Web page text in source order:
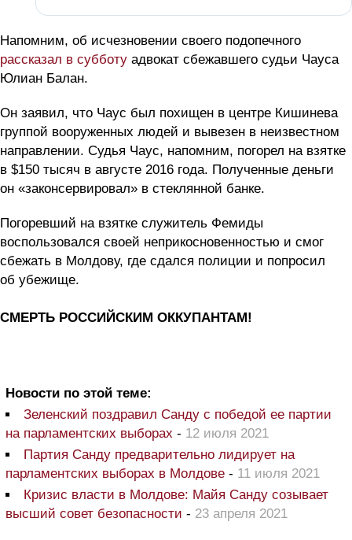
Напомним, об исчезновении своего подопечного
рассказал в субботу адвокат сбежавшего судьи Чауса
Юлиан Балан.
Он заявил, что Чаус был похищен в центре Кишинева
группой вооруженных людей и вывезен в неизвестном
направлении. Судья Чаус, напомним, погорел на взятке
в $150 тысяч в августе 2016 года. Полученные деньги
он «законсервировал» в стеклянной банке.
Погоревший на взятке служитель Фемиды
воспользовался своей неприкосновенностью и смог
сбежать в Молдову, где сдался полиции и попросил
об убежище.
СМЕРТЬ РОССИЙСКИМ ОККУПАНТАМ!
Новости по этой теме:
Зеленский поздравил Санду с победой ее партии
на парламентских выборах - 12 июля 2021
Партия Санду предварительно лидирует на
парламентских выборах в Молдове - 11 июля 2021
Кризис власти в Молдове: Майя Санду созывает
высший совет безопасности - 23 апреля 2021